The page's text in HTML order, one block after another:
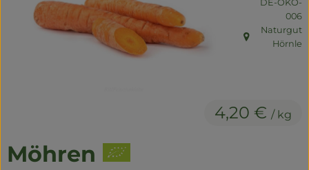
Naturwaren
Getränke
Über uns
Möhren
4,20 € / kg
DE-ÖKO-
006
, Herkunft:
Naturgut
Hörnle